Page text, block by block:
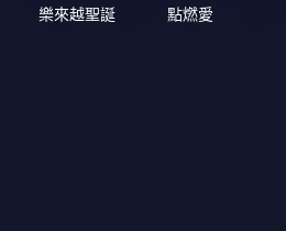
樂來越聖誕 點燃愛